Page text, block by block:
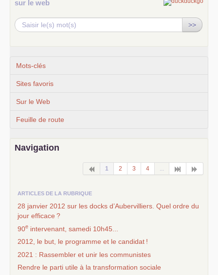
sur le web
>>
Mots-clés
Sites favoris
Sur le Web
Feuille de route
Navigation
1 2 3 4
ARTICLES DE LA RUBRIQUE
28 janvier 2012 sur les docks d’Aubervilliers. Quel ordre du
jour efficace ?
90e intervenant, samedi 10h45...
2012, le but, le programme et le candidat !
2021 : Rassembler et unir les communistes
Rendre le parti utile à la transformation sociale